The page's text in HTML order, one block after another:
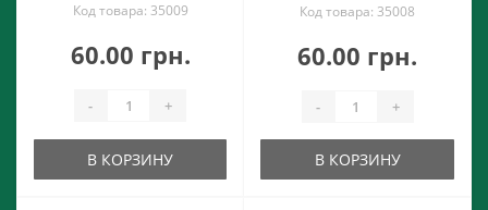
Код товара: 35009
60.00 грн.
- +
В КОРЗИНУ
Код товара: 35008
60.00 грн.
- +
В КОРЗИНУ